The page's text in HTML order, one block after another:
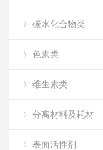
碳水化合物类
色素类
维生素类
分离材料及耗材
表面活性剂